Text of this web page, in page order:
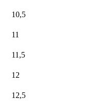
10,5
11
11,5
12
12,5